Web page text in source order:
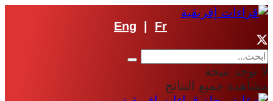
Eng Fr
لا توجد نتيجة
مشاهدة جميع النتائج